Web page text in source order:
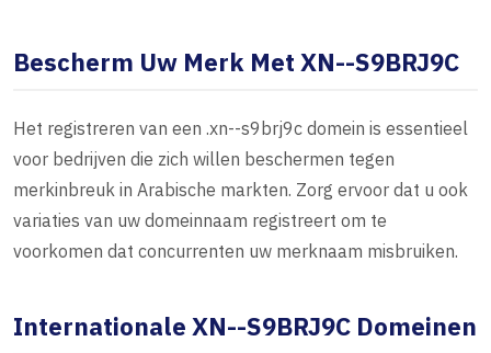
Bescherm Uw Merk Met XN--S9BRJ9C
Het registreren van een .xn--s9brj9c domein is essentieel
voor bedrijven die zich willen beschermen tegen
merkinbreuk in Arabische markten. Zorg ervoor dat u ook
variaties van uw domeinnaam registreert om te
voorkomen dat concurrenten uw merknaam misbruiken.
Internationale XN--S9BRJ9C Domeinen